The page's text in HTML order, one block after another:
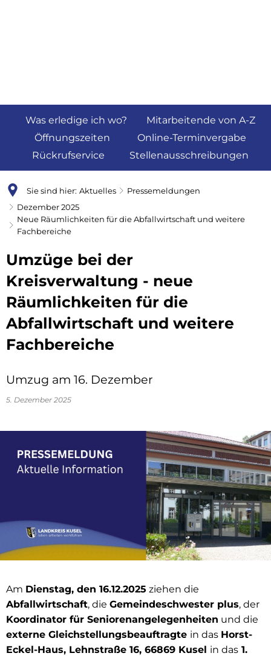
Was erledige ich wo?
Mitarbeitende von A-Z
Öffnungszeiten
Online-Terminvergabe
Rückrufservice
Stellenausschreibungen
Sie sind hier: Aktuelles
Pressemeldungen
Dezember 2025
Neue Räumlichkeiten für die Abfallwirtschaft und weitere
Fachbereiche
Umzüge bei der
Kreisverwaltung - neue
Räumlichkeiten für die
Abfallwirtschaft und weitere
Fachbereiche
Umzug am 16. Dezember
5. Dezember 2025
Am Dienstag, den 16.12.2025 ziehen die
Abfallwirtschaft, die Gemeindeschwester plus, der
Koordinator für Seniorenangelegenheiten und die
externe Gleichstellungsbeauftragte in das Horst-
Eckel-Haus, Lehnstraße 16, 66869 Kusel in das 1.